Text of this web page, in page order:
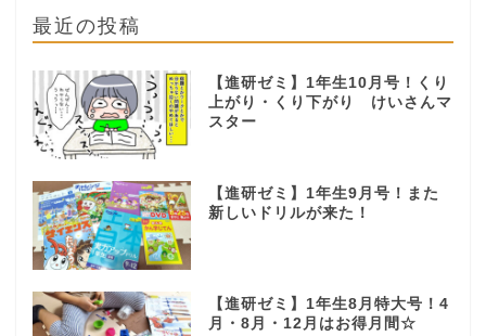
最近の投稿
【進研ゼミ】1年生10月号！くり
上がり・くり下がり けいさんマ
スター
【進研ゼミ】1年生9月号！また
新しいドリルが来た！
【進研ゼミ】1年生8月特大号！4
月・8月・12月はお得月間☆